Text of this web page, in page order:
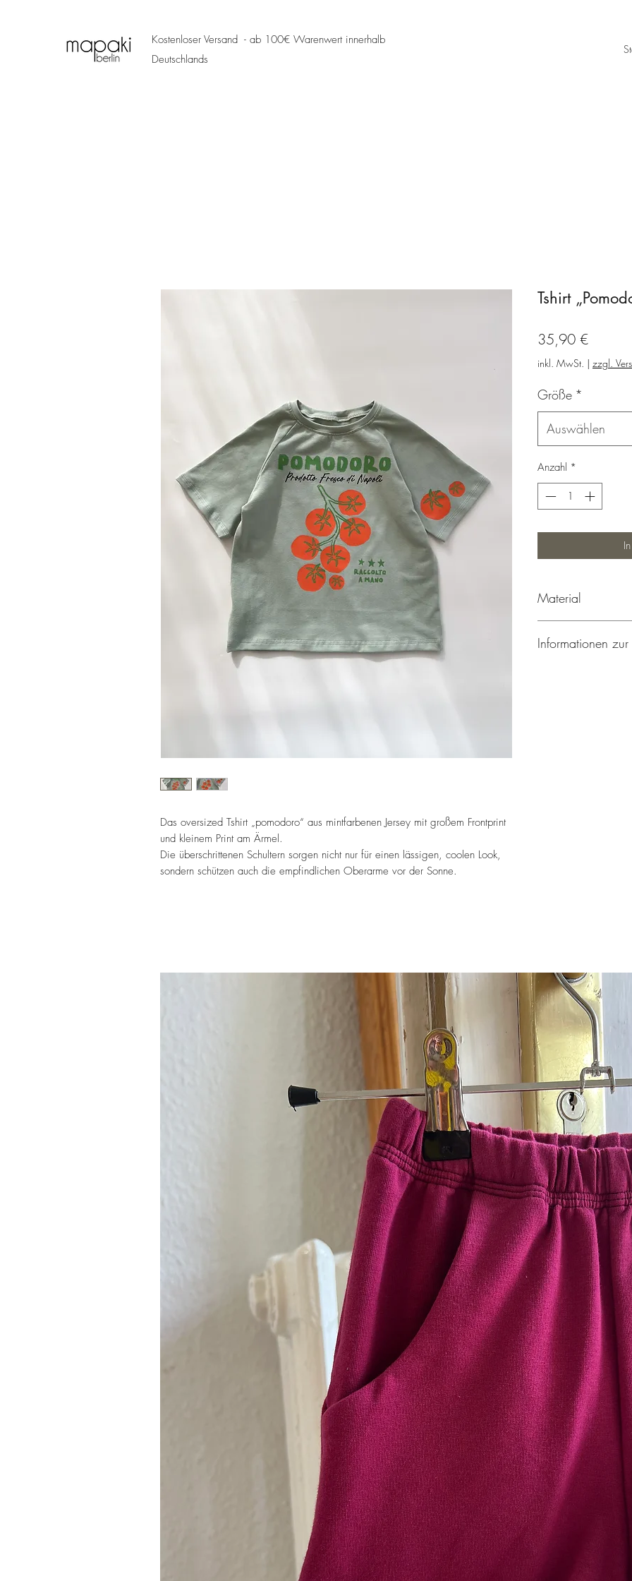
Kostenloser Versand - ab 100€ Warenwert innerhalb
Deutschlands
Das oversized Tshirt „pomodoro“ aus mintfarbenen Jersey mit großem Frontprint
und kleinem Print am Ärmel.
Die überschrittenen Schultern sorgen nicht nur für einen lässigen, coolen Look,
sondern schützen auch die empfindlichen Oberarme vor der Sonne.
Tshirt
35,90 €Preis
inkl. MwSt. | zzgl.
Größe *
Auswählen
Anzahl *
Material
Informationen zur